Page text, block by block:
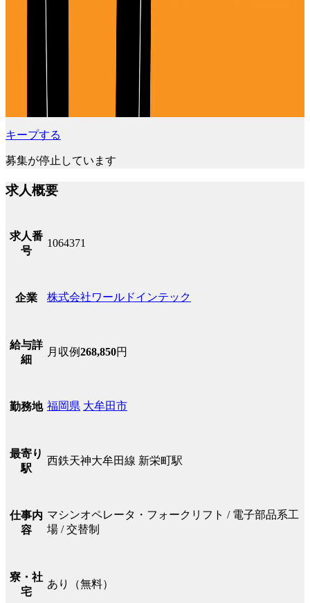
キープする
募集が停止しています
求人概要
求人番
号
1064371
企業 株式会社ワールドインテック
給与詳
細
月収例268,850円
勤務地 福岡県 大牟田市
最寄り
駅
西鉄天神大牟田線 新栄町駅
仕事内
容
マシンオペレータ・フォークリフト / 電子部品系工
場 / 交替制
寮・社
宅
あり（無料）